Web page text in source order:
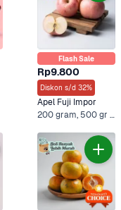
Flash Sale
Rp9.800
Diskon s/d 32%
Apel Fuji Impor
200 gram, 500 gr +6 Lainnya